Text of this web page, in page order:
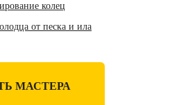
колец
от песка и ила
МАСТЕРА